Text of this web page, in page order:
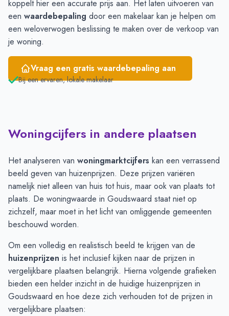
koppelt hier een accurate prijs aan. Het laten uitvoeren van
een waardebepaling door een makelaar kan je helpen om
een weloverwogen beslissing te maken over de verkoop van
je woning.
Vraag een gratis waardebepaling aan
Bij een ervaren, lokale makelaar
Woningcijfers in andere plaatsen
Het analyseren van woningmarktcijfers kan een verrassend
beeld geven van huizenprijzen. Deze prijzen variëren
namelijk niet alleen van huis tot huis, maar ook van plaats tot
plaats. De woningwaarde in Goudswaard staat niet op
zichzelf, maar moet in het licht van omliggende gemeenten
beschouwd worden.
Om een volledig en realistisch beeld te krijgen van de
huizenprijzen is het inclusief kijken naar de prijzen in
vergelijkbare plaatsen belangrijk. Hierna volgende grafieken
bieden een helder inzicht in de huidige huizenprijzen in
Goudswaard en hoe deze zich verhouden tot de prijzen in
vergelijkbare plaatsen: